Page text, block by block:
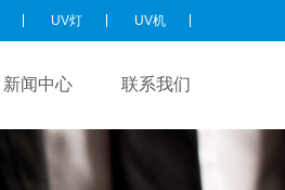
UV灯 UV机
新闻中心 联系我们